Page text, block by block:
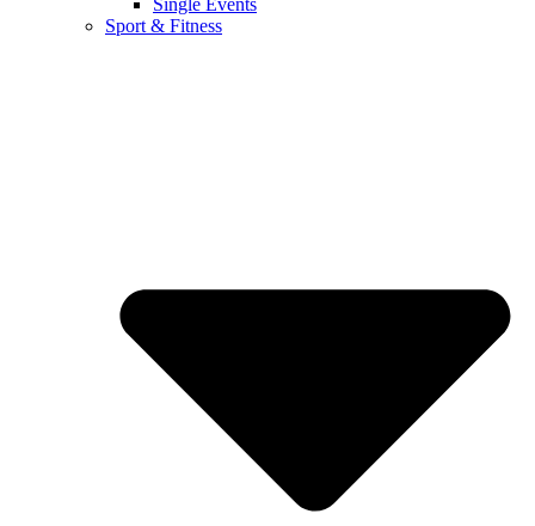
Single Events
Sport & Fitness